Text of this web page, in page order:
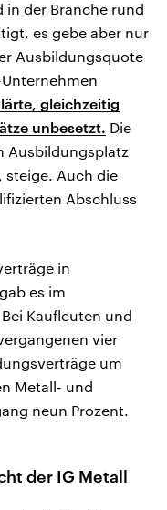
in der Branche rund
es gebe aber nur
Ausbildungsquote
gleichzeitig
unbesetzt. Die
Ausbildungsplatz
steige. Auch die
Abschluss
in
es im
Kaufleuten und
vier
um
Metall- und
neun Prozent.
der IG Metall